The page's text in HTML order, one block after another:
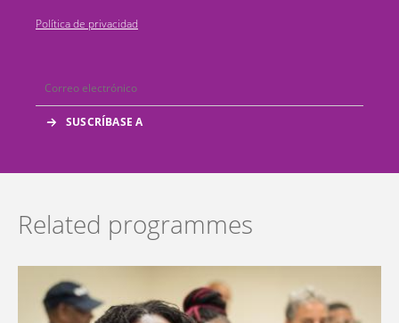
Política de privacidad
Related programmes